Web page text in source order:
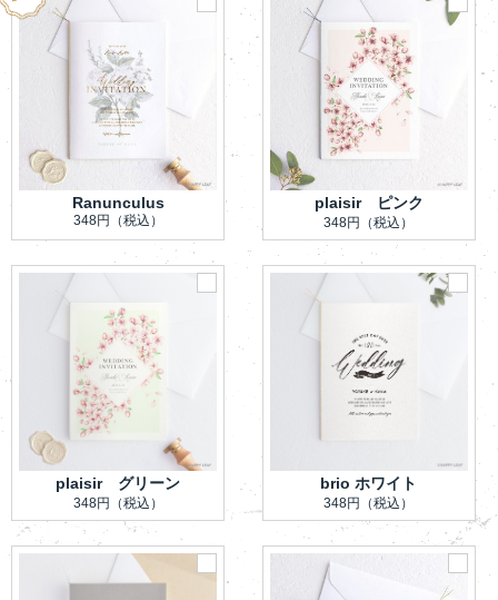
Ranunculus
348円 （税込）
plaisir ピンク
348円 （税込）
plaisir グリーン
348円 （税込）
brio ホワイト
348円 （税込）